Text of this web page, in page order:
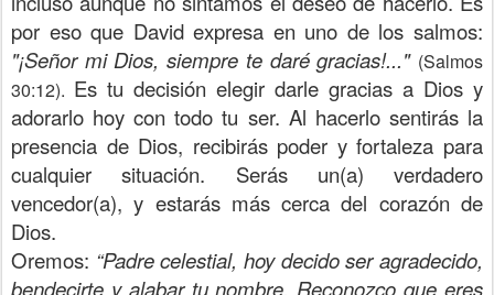
por eso que David expresa en uno de los salmos:
"¡Señor mi Dios, siempre te daré gracias!..." (Salmos
30:12). Es tu decisión elegir darle gracias a Dios y
adorarlo hoy con todo tu ser. Al hacerlo sentirás la
presencia de Dios, recibirás poder y fortaleza para
cualquier situación. Serás un(a) verdadero
vencedor(a), y estarás más cerca del corazón de
Dios.
Oremos: “Padre celestial, hoy decido ser agradecido,
bendecirte y alabar tu nombre. Reconozco que eres